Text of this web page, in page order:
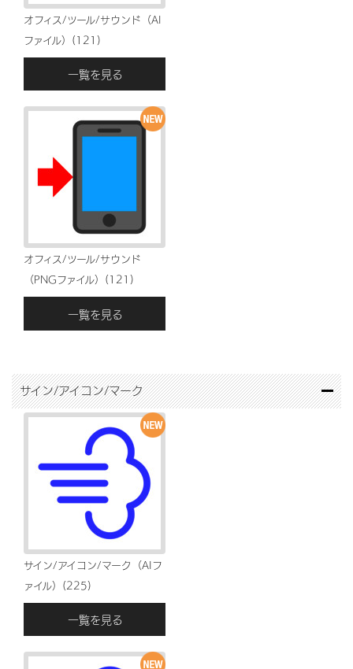
オフィス/ツール/サウンド（AI
ファイル）(121)
一覧を見る
オフィス/ツール/サウンド
（PNGファイル）(121)
一覧を見る
サイン/アイコン/マーク
サイン/アイコン/マーク（AIフ
ァイル）(225)
一覧を見る